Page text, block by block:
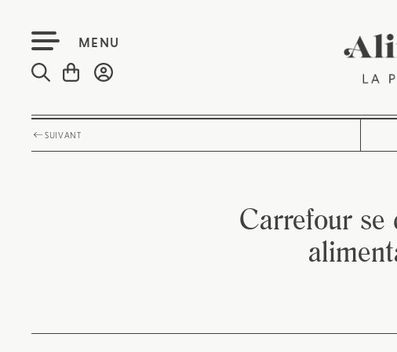
MENU
SUIVANT
Carrefour se